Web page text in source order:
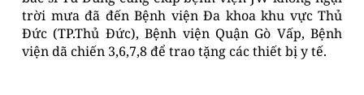
trời mưa đã đến Bệnh viện Đa khoa khu vực Thủ
Đức (TP.Thủ Đức), Bệnh viện Quận Gò Vấp, Bệnh
viện dã chiến 3,6,7,8 để trao tặng các thiết bị y tế.